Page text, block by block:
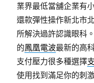
業界最低當舖企業有
還款彈性操作新北市
所解決過許認識眼科
的鳳凰電波最新的高
支付壓力很多種選擇
使用找到滿足你的刺